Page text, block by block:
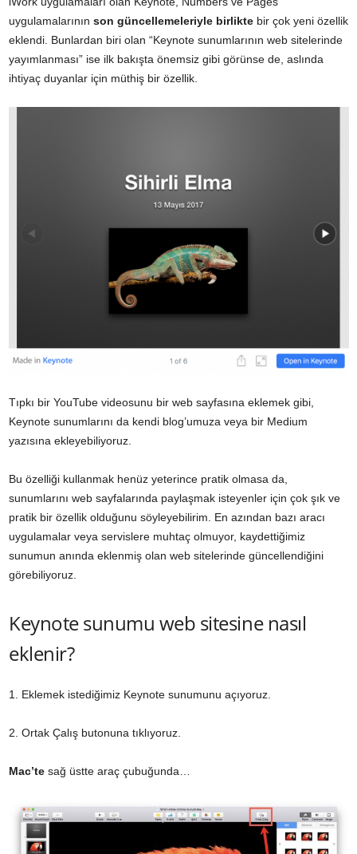
uygulamalarının son güncellemeleriyle birlikte bir çok yeni özellik
eklendi. Bunlardan biri olan “Keynote sunumlarının web sitelerinde
yayımlanması” ise ilk bakışta önemsiz gibi görünse de, aslında
ihtiyaç duyanlar için müthiş bir özellik.
Tıpkı bir YouTube videosunu bir web sayfasına eklemek gibi,
Keynote sunumlarını da kendi blog’umuza veya bir Medium
yazısına ekleyebiliyoruz.
Bu özelliği kullanmak henüz yeterince pratik olmasa da,
sunumlarını web sayfalarında paylaşmak isteyenler için çok şık ve
pratik bir özellik olduğunu söyleyebilirim. En azından bazı aracı
uygulamalar veya servislere muhtaç olmuyor, kaydettiğimiz
sunumun anında eklenmiş olan web sitelerinde güncellendiğini
görebiliyoruz.
Keynote sunumu web sitesine nasıl
eklenir?
1. Eklemek istediğimiz Keynote sunumunu açıyoruz.
2. Ortak Çalış butonuna tıklıyoruz.
Mac’te sağ üstte araç çubuğunda…